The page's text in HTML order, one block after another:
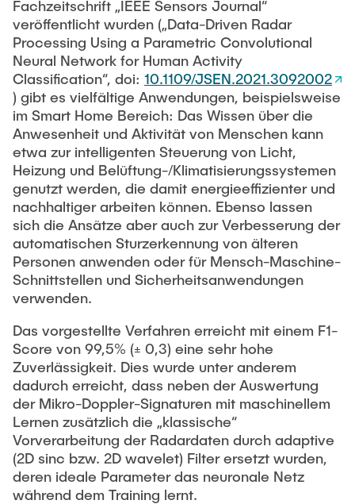
Jan-Joshua Schmitt
Bartosz Tegowski
Frederik Vollmer
Nico Weiß
Guest scientists
Dr. Jasmin Gabsteiger
Anand Dubey
Kevin Erkelenz
Johanna Gleichauf
Thomas Jaschke
Nadja Lamann
Hui Lu
Prof. Dr.-Ing Fabian Lurz
Lukas Reinhold
Stanislav Samis
Sebastian Schaffenroth
Anton Sieganschin
Noah Sielck
Fachzeitschrift „IEEE Sensors Journal“
veröffentlicht wurden („Data-Driven Radar
Processing Using a Parametric Convolutional
Neural Network for Human Activity
Classification“, doi: 10.1109/JSEN.2021.3092002
) gibt es vielfältige Anwendungen, beispielsweise
im Smart Home Bereich: Das Wissen über die
Anwesenheit und Aktivität von Menschen kann
etwa zur intelligenten Steuerung von Licht,
Heizung und Belüftung-/Klimatisierungssystemen
genutzt werden, die damit energieeffizienter und
nachhaltiger arbeiten können. Ebenso lassen
sich die Ansätze aber auch zur Verbesserung der
automatischen Sturzerkennung von älteren
Personen anwenden oder für Mensch-Maschine-
Schnittstellen und Sicherheitsanwendungen
verwenden.
Das vorgestellte Verfahren erreicht mit einem F1-
Score von 99,5% (± 0,3) eine sehr hohe
Zuverlässigkeit. Dies wurde unter anderem
dadurch erreicht, dass neben der Auswertung
der Mikro-Doppler-Signaturen mit maschinellem
Lernen zusätzlich die „klassische“
Vorverarbeitung der Radardaten durch adaptive
(2D sinc bzw. 2D wavelet) Filter ersetzt wurden,
deren ideale Parameter das neuronale Netz
während dem Training lernt.